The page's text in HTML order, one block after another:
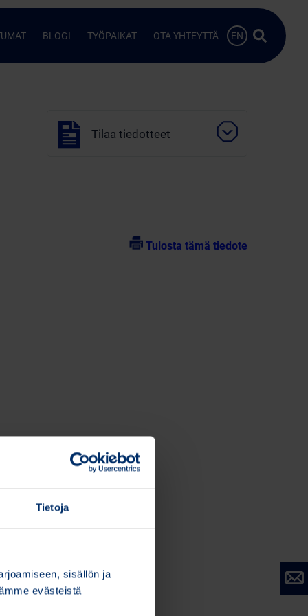
Tietoja
sisällön ja
evästeistä
BLOGI TYÖPAIKAT OTA YHTEYTTÄ EN Hae…
Tilaa tiedotteet
Tulosta tämä tiedote